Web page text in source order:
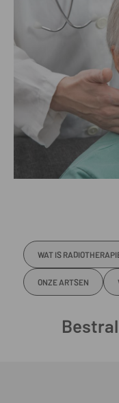
WAT IS
ONZE ARTSEN